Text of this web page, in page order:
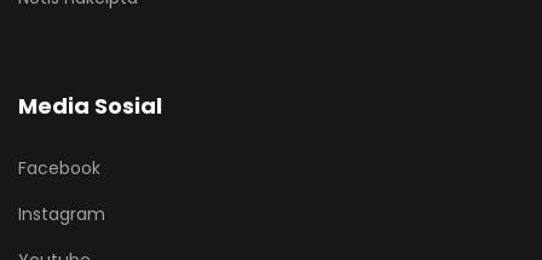
Media Sosial
Facebook
Instagram